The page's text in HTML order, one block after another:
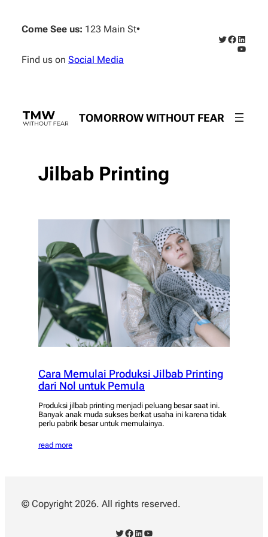
content
Come See us: 123 Main St•
Find us on Social Media
Twitter
Facebook
TOMORROW WITHOUT FEAR
Jilbab Printing
Cara Memulai Produksi Jilbab Printing
dari Nol untuk Pemula
Produksi jilbab printing menjadi peluang besar saat ini.
Banyak anak muda sukses berkat usaha ini karena tidak
perlu pabrik besar untuk memulainya.
read more
© Copyright 2026. All rights reserved.
Twitter Facebook LinkedIn YouTube